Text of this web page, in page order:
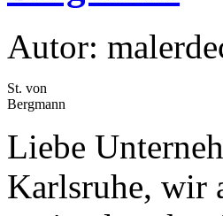
Autor:
St. von
Bergmann
Liebe
Karlsruhe, wir